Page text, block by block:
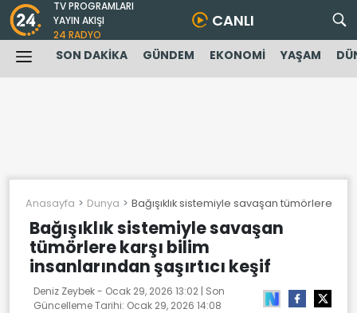
TV PROGRAMLARI
YAYIN AKIŞI
24 RADYO
CANLI
SON DAKİKA GÜNDEM EKONOMİ YAŞAM
Anasayfa Dunya Bağışıklık sistemiyle savaşan tümörlere
Bağışıklık sistemiyle savaşan
tümörlere karşı bilim
insanlarından şaşırtıcı keşif
Deniz Zeybek - Ocak 29, 2026 13:02 | Son
Güncelleme Tarihi: Ocak 29, 2026 14:08